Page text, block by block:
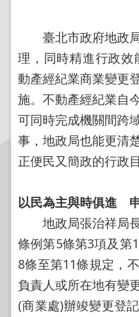
程
逕
為
分
割
圖
籍
果
檔
應
用
臺北市政府地政局
理，同時精進行政效
動產經紀業商業變更
施。不動產經紀業自
可同時完成機關間跨
事，地政局也能更清
正便民又簡政的行政目
以民為主與時俱進
地政局張治祥局長
條例第5條第3項及第
8條至第11條規定，
負責人或所在地有變
(商業處)辦竣變更登